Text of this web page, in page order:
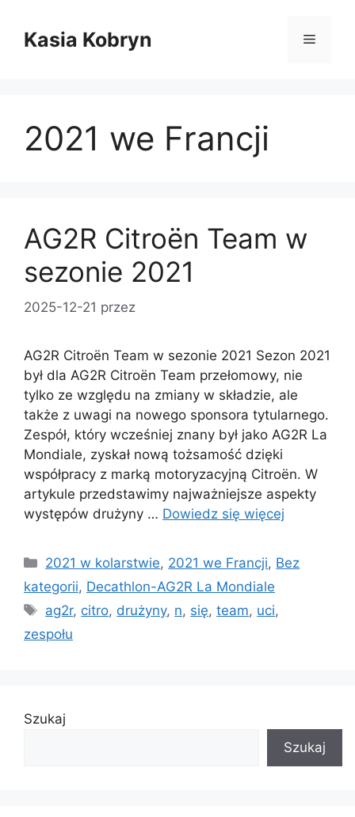
treściKasia Kobryn Menu
2021 we Francji
AG2R Citroën Team w
sezonie 2021
2025-12-21 przez
AG2R Citroën Team w sezonie 2021 Sezon 2021
był dla AG2R Citroën Team przełomowy, nie
tylko ze względu na zmiany w składzie, ale
także z uwagi na nowego sponsora tytularnego.
Zespół, który wcześniej znany był jako AG2R La
Mondiale, zyskał nową tożsamość dzięki
współpracy z marką motoryzacyjną Citroën. W
artykule przedstawimy najważniejsze aspekty
występów drużyny … Dowiedz się więcej
Kategorie
2021 w kolarstwie, 2021 we Francji, Bez
kategorii, Decathlon-AG2R La Mondiale
Tagi
ag2r, citro, drużyny, n, się,team, uci,
zespołu
Szukaj
Szukaj